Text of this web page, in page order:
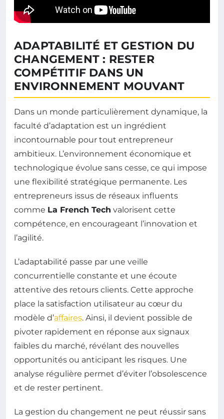
ADAPTABILITÉ ET GESTION DU
CHANGEMENT : RESTER
COMPÉTITIF DANS UN
ENVIRONNEMENT MOUVANT
Dans un monde particulièrement dynamique, la
faculté d’adaptation est un ingrédient
incontournable pour tout entrepreneur
ambitieux. L’environnement économique et
technologique évolue sans cesse, ce qui impose
une flexibilité stratégique permanente. Les
entrepreneurs issus de réseaux influents
comme La French Tech valorisent cette
compétence, en encourageant l’innovation et
l’agilité.
L’adaptabilité passe par une veille
concurrentielle constante et une écoute
attentive des retours clients. Cette approche
place la satisfaction utilisateur au cœur du
modèle d’affaires. Ainsi, il devient possible de
pivoter rapidement en réponse aux signaux
faibles du marché, révélant des nouvelles
opportunités ou anticipant les risques. Une
analyse régulière permet d’éviter l’obsolescence
et de rester pertinent.
La gestion du changement ne peut réussir sans